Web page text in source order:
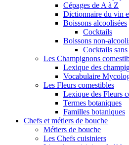
Cépages de A à Z
Dictionnaire du vin
Boissons alcoolisées
Cocktails
Boissons non-
Cocktails
Les Champignons
Lexique des
Vocabulaire
Les Fleurs comestibles
Lexique des Fleurs
Termes botaniques
Familles botaniques
Chefs et métiers de bouche
Métiers de bouche
Les Chefs cuisiniers